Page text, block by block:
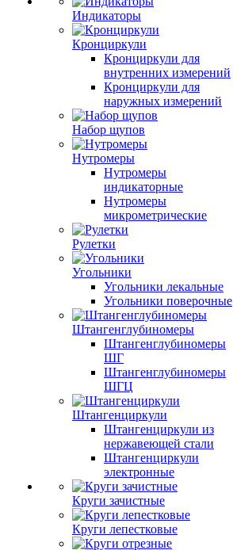
Индикаторы
Кронциркули
Кронциркули для
внутренних измерений
Кронциркули для
наружных измерений
Набор щупов
Нутромеры
Нутромеры
индикаторные
Нутромеры
микрометрические
Рулетки
Угольники
Угольники лекальные
Угольники поверочные
Штангенглубиномеры
Штангенглубиномеры
ШГ
Штангенглубиномеры
ШГЦ
Штангенциркули
Штангенциркули из
нержавеющей стали
Штангенциркули
электронные
Круги зачистные
Круги лепестковые